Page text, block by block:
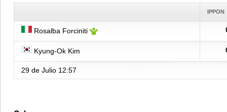
IPPON
Rosalba Forciniti
Kyung-Ok Kim
29 de Julio 12:57